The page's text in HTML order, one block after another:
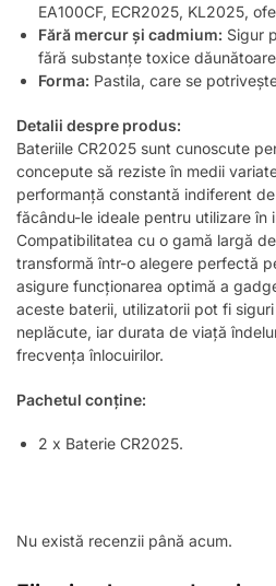
EA100CF, ECR2025, KL2025,
Fără mercur și cadmium: Sigur
fără substanțe toxice
Forma: Pastila, care se
Detalii despre produs:
Bateriile CR2025 sunt cunoscute
concepute să reziste în medii
performanță constantă indiferent
făcându-le ideale pentru utilizare în
Compatibilitatea cu o gamă largă
transformă într-o alegere perfectă
asigure funcționarea optimă a
aceste baterii, utilizatorii pot fi
neplăcute, iar durata de viață
frecvența înlocuirilor.
Pachetul conține:
2 x Baterie CR2025.
Nu există recenzii până acum.